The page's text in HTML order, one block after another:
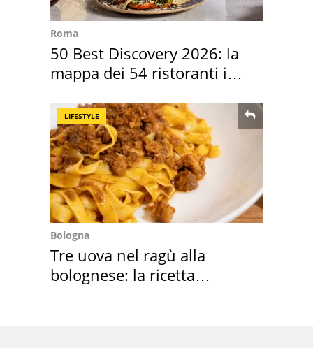
Roma
50 Best Discovery 2026: la
mappa dei 54 ristoranti in
LIFESTYLE
Bologna
Tre uova nel ragù alla
bolognese: la ricetta